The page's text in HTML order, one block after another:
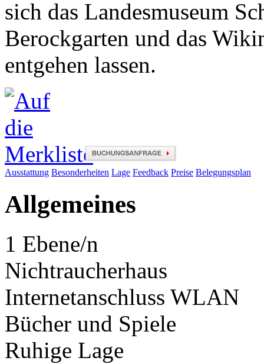
sich das Landesmuseum
Berockgarten und das
entgehen lassen.
Ausstattung Besonderheiten Lage Feedback Preise Belegungsplan
Allgemeines
1 Ebene/n
Nichtraucherhaus
Internetanschluss WLAN
Bücher und Spiele
Ruhige Lage